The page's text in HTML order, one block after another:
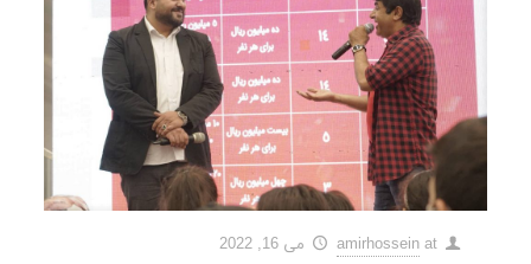
amirhossein at می 16, 2022